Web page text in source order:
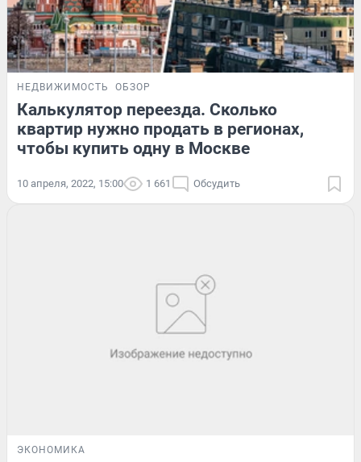
НЕДВИЖИМОСТЬ ОБЗОР
Калькулятор переезда. Сколько
квартир нужно продать в регионах,
чтобы купить одну в Москве
10 апреля, 2022, 15:00 1 661 Обсудить
ЭКОНОМИКА